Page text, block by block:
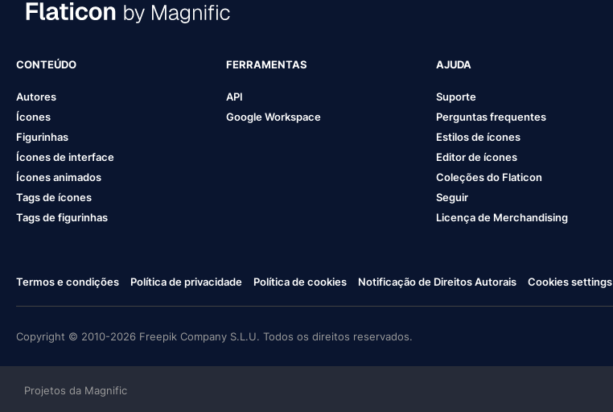
CONTEÚDO
Autores
Ícones
Figurinhas
Ícones de interface
Ícones animados
Tags de ícones
Tags de figurinhas
FERRAMENTAS
API
Google Workspace
AJUDA
Suporte
Perguntas frequentes
Estilos de ícones
Editor de ícones
Coleções do Flaticon
Seguir
Licença de Merchandising
Termos e condições Política de privacidade Política de cookies Notificação de Direitos Autorais Cookies settings
Copyright © 2010-2026 Freepik Company S.L.U. Todos os direitos reservados.
Projetos da Magnific